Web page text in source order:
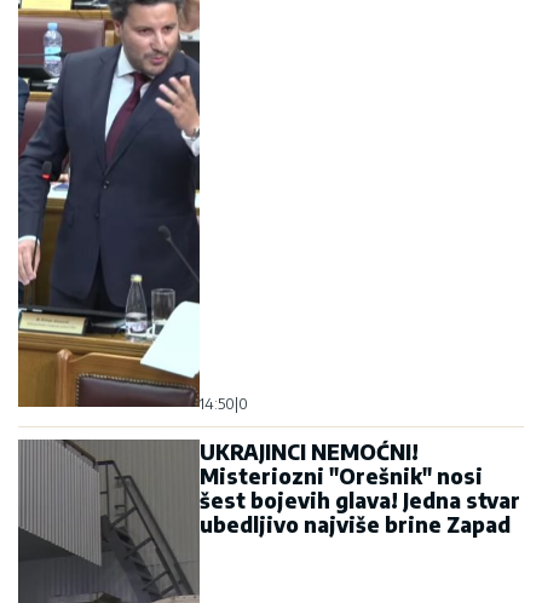
14:50 0
UKRAJINCI NEMOĆNI!
Misteriozni "Orešnik" nosi
šest bojevih glava! Jedna stvar
ubedljivo najviše brine Zapad